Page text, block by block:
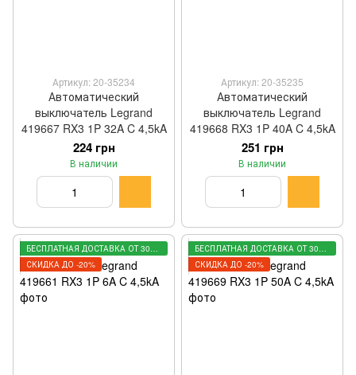
Артикул: 20-35234
Автоматический
выключатель Legrand
419667 RX3 1P 32A C 4,5kA
224 грн
В наличии
Артикул: 20-35235
Автоматический
выключатель Legrand
419668 RX3 1P 40A C 4,5kA
251 грн
В наличии
БЕСПЛАТНАЯ ДОСТАВКА ОТ 3000 ГРН
СКИДКА ДО -20%
БЕСПЛАТНАЯ ДОСТАВКА ОТ 3000 ГРН
СКИДКА ДО -20%